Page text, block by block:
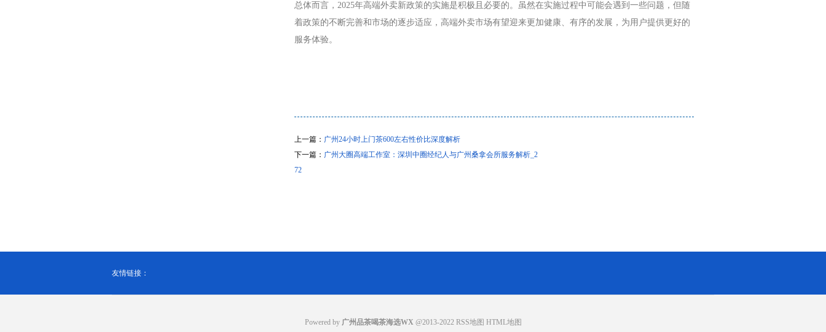
总体而言，2025年高端外卖新政策的实施是积极且必要的。虽然在实施过程中可能会遇到一些问题，但随
着政策的不断完善和市场的逐步适应，高端外卖市场有望迎来更加健康、有序的发展，为用户提供更好的
服务体验。
上一篇： 广州24小时上门茶600左右性价比深度解析
下一篇： 广州大圈高端工作室：深圳中圈经纪人与广州桑拿会所服务解析_2
72
友情链接：
Powered by 广州品茶喝茶海选WX@2013-2022 RSS地图 HTML地图